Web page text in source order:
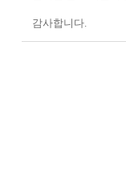
감사합니다.